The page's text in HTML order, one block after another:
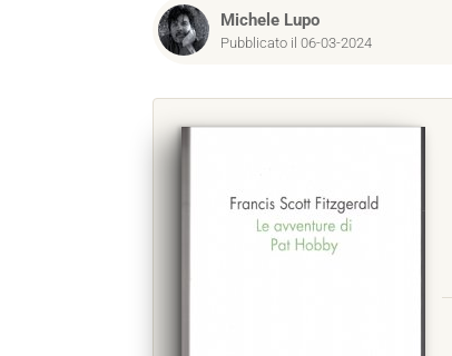
Michele Lupo
Pubblicato il 06-03-2024